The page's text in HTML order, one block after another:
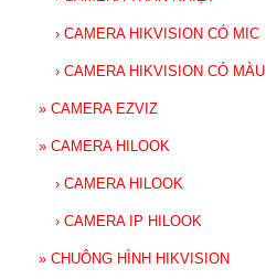
› CAMERA HIKVISION CÓ MIC
› CAMERA HIKVISION CÓ MÀU
» CAMERA EZVIZ
» CAMERA HILOOK
› CAMERA HILOOK
› CAMERA IP HILOOK
» CHUÔNG HÌNH HIKVISION